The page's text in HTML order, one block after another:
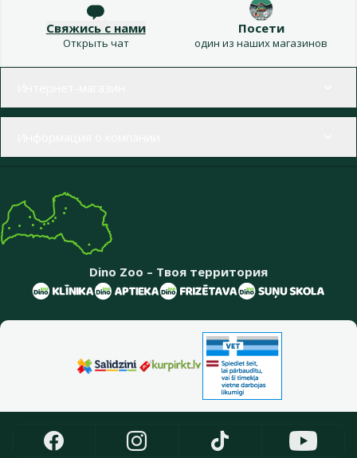
Свяжись с нами
Открыть чат
Посети
один из наших магазинов
Dino Zoo – Твоя территория